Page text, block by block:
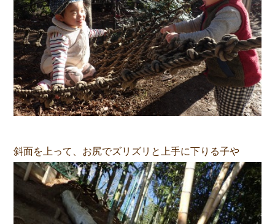
斜面を上って、お尻でズリズリと上手に下りる子や